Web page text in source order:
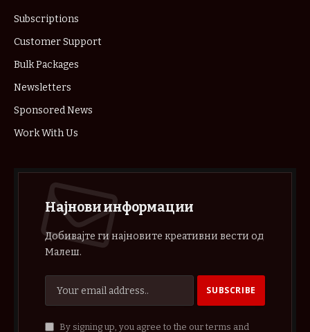
Subscriptions
Customer Support
Bulk Packages
Newsletters
Sponsored News
Work With Us
Најнови информации
Добивајте ги најновите креативни вести од
Малеш.
By signing up, you agree to the our terms and